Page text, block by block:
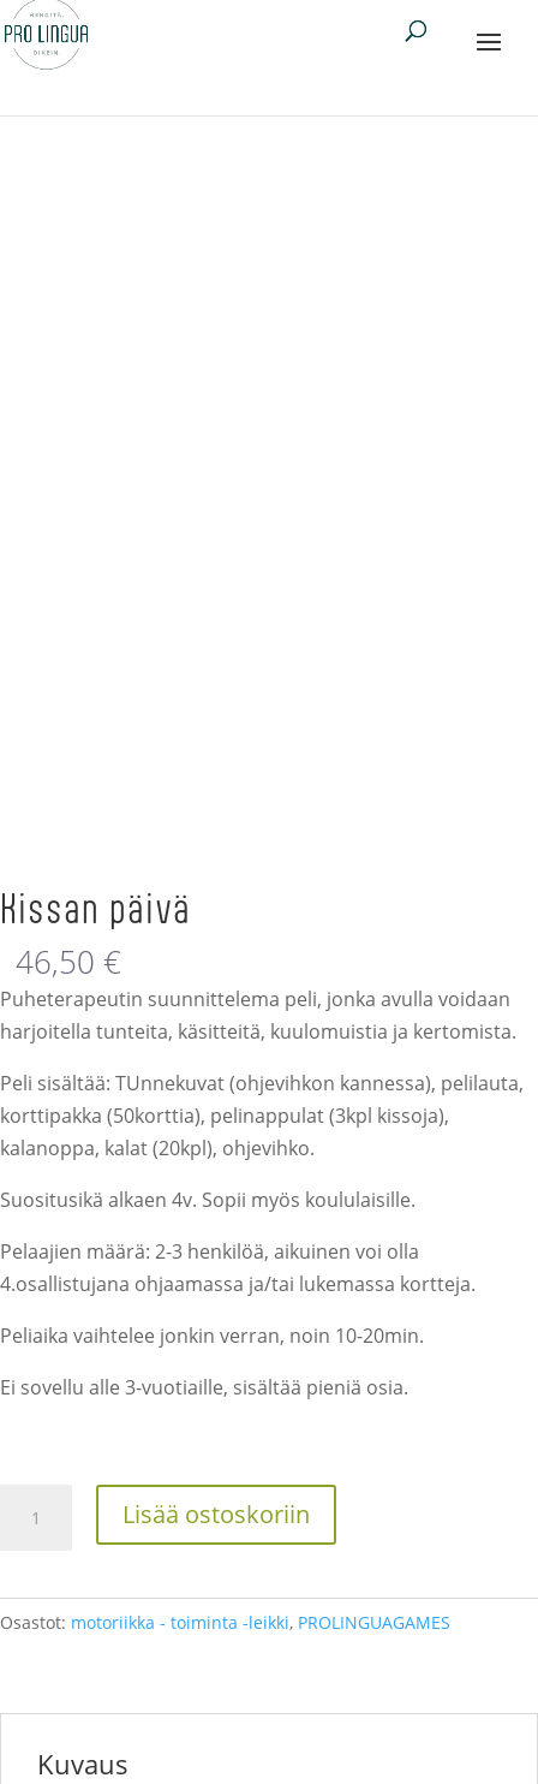
Kissan päivä
46,50 €
Puheterapeutin suunnittelema peli, jonka avulla voidaan
harjoitella tunteita, käsitteitä, kuulomuistia ja kertomista.
Peli sisältää: TUnnekuvat (ohjevihkon kannessa), pelilauta,
korttipakka (50korttia), pelinappulat (3kpl kissoja),
kalanoppa, kalat (20kpl), ohjevihko.
Suositusikä alkaen 4v. Sopii myös koululaisille.
Pelaajien määrä: 2-3 henkilöä, aikuinen voi olla
4.osallistujana ohjaamassa ja/tai lukemassa kortteja.
Peliaika vaihtelee jonkin verran, noin 10-20min.
Ei sovellu alle 3-vuotiaille, sisältää pieniä osia.
päivä
Lisää ostoskoriin
Osastot: motoriikka - toiminta -leikki, PROLINGUAGAMES
Kuvaus